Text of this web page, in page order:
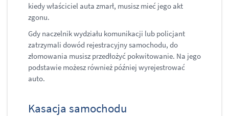
kiedy właściciel auta zmarł, musisz mieć jego akt
zgonu.
Gdy naczelnik wydziału komunikacji lub policjant
zatrzymali dowód rejestracyjny samochodu, do
złomowania musisz przedłożyć pokwitowanie. Na jego
podstawie możesz również później wyrejestrować
auto.
Kasacja samochodu